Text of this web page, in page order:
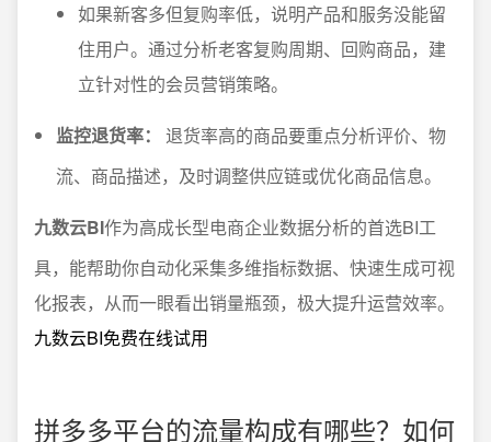
如果新客多但复购率低，说明产品和服务没能留
住用户。通过分析老客复购周期、回购商品，建
立针对性的会员营销策略。
监控退货率：
退货率高的商品要重点分析评价、物
流、商品描述，及时调整供应链或优化商品信息。
九数云BI作为高成长型电商企业数据分析的首选BI工
具，能帮助你自动化采集多维指标数据、快速生成可视
化报表，从而一眼看出销量瓶颈，极大提升运营效率。
九数云BI免费在线试用
拼多多平台的流量构成有哪些？如何